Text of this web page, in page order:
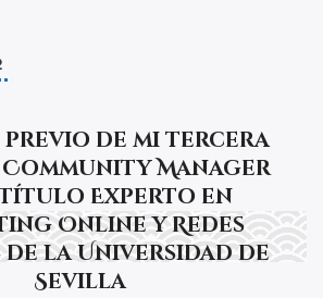
previo de mi tercera
Manager
Experto en
Online y Redes
de la Universidad de
Sevilla